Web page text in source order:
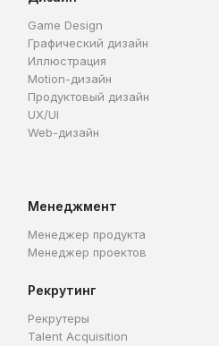
Game Design
Графический дизайн
Иллюстрация
Motion-дизайн
Продуктовый дизайн
UX/UI
Web-дизайн
Менеджмент
Менеджер продукта
Менеджер проектов
Рекрутинг
Рекрутеры
Talent Acquisition